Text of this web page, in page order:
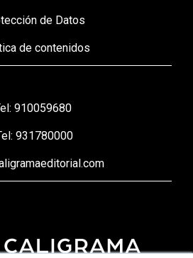
de Datos
de contenidos
910059680
931780000